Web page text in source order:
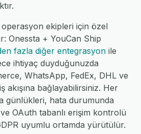
ekipleri için özel
Onessta + YouCan Ship
fazla diğer entegrasyon ile
ihtiyaç duyduğunuzda
WhatsApp, FedEx, DHL ve
akışına bağlayabilirsiniz. Her
günlükleri, hata durumunda
OAuth tabanlı erişim kontrolü
uyumlu ortamda yürütülür.